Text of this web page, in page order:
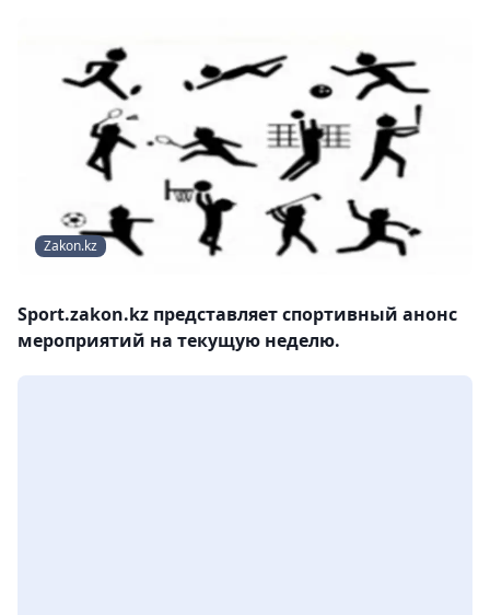
Zakon.kz
Sport.zakon.kz представляет спортивный анонс
мероприятий на текущую неделю.